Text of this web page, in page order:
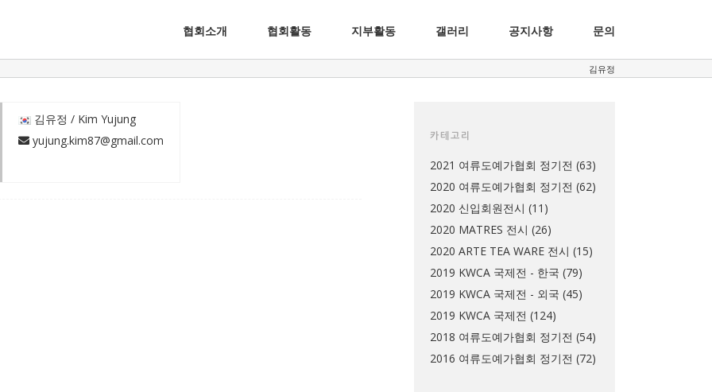
협회소개 협회활동 지부활동 갤러리 공지사항 문의
김유정
김유정 / Kim Yujung
yujung.kim87@gmail.com
카테고리
2021 여류도예가협회 정기전 (63)
2020 여류도예가협회 정기전 (62)
2020 신입회원전시 (11)
2020 MATRES 전시 (26)
2020 ARTE TEA WARE 전시 (15)
2019 KWCA 국제전 - 한국 (79)
2019 KWCA 국제전 - 외국 (45)
2019 KWCA 국제전 (124)
2018 여류도예가협회 정기전 (54)
2016 여류도예가협회 정기전 (72)